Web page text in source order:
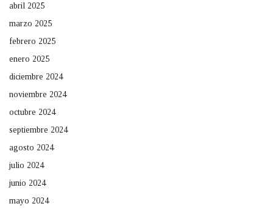
abril 2025
marzo 2025
febrero 2025
enero 2025
diciembre 2024
noviembre 2024
octubre 2024
septiembre 2024
agosto 2024
julio 2024
junio 2024
mayo 2024